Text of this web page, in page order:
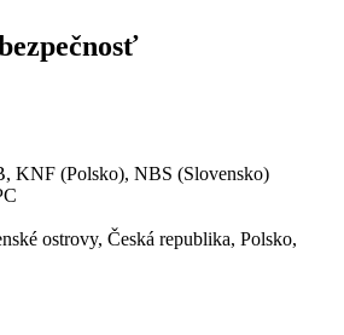
KNF (Polsko), NBS (Slovensko)
ostrovy, Česká republika, Polsko,